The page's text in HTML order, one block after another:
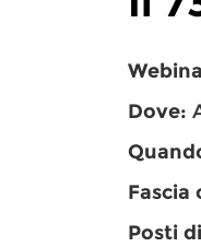
Dove:
Fascia
Posti